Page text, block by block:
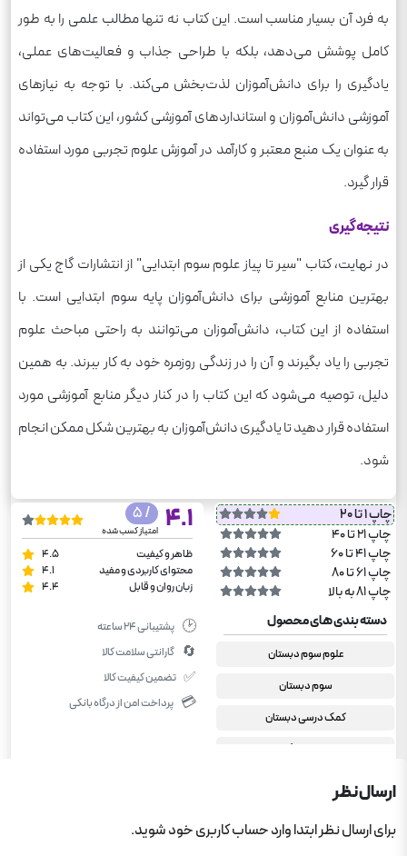
به فرد آن بسیار مناسب است. این کتاب نه تنها مطالب علمی را به طور
کامل پوشش می‌دهد، بلکه با طراحی جذاب و فعالیت‌های عملی،
یادگیری را برای دانش‌آموزان لذت‌بخش می‌کند. با توجه به نیازهای
آموزشی دانش‌آموزان و استانداردهای آموزشی کشور، این کتاب می‌تواند
به عنوان یک منبع معتبر و کارآمد در آموزش علوم تجربی مورد استفاده
قرار گیرد.
نتیجه‌گیری
در نهایت، کتاب "سیر تا پیاز علوم سوم ابتدایی" از انتشارات گاج یکی از
بهترین منابع آموزشی برای دانش‌آموزان پایه سوم ابتدایی است. با
استفاده از این کتاب، دانش‌آموزان می‌توانند به راحتی مباحث علوم
تجربی را یاد بگیرند و آن را در زندگی روزمره خود به کار ببرند. به همین
دلیل، توصیه می‌شود که این کتاب را در کنار دیگر منابع آموزشی مورد
استفاده قرار دهید تا یادگیری دانش‌آموزان به بهترین شکل ممکن انجام
شود.
چاپ 1 تا 20
چاپ 21 تا 40
چاپ 41 تا 60
چاپ 61 تا 80
چاپ 81 به بالا
4.1
/ 5
امتیاز کسب شده
ظاهر و کیفیت
4.5
محتوای کاربردی و مفید
4.1
زبان روان و قابل
4.4
دسته بندی های محصول
علوم سوم دبستان
سوم دبستان
کمک درسی دبستان
سیر تا پیاز گاج
🕑 پشتیبانی ۲۴ ساعته
🔄 گارانتی سلامت کالا
✅ تضمین کیفیت کالا
💳 پرداخت امن از درگاه بانکی
ارسال نظر
برای ارسال نظر ابتدا وارد حساب کاربری خود شوید.